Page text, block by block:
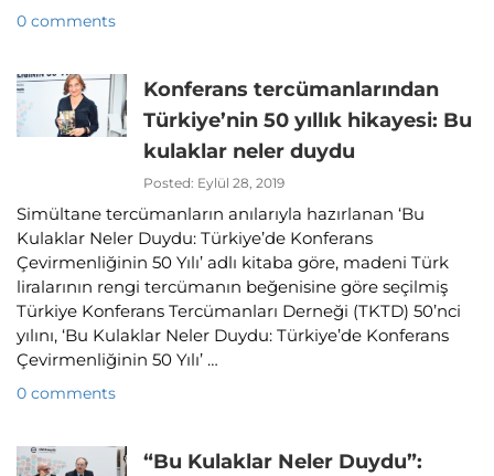
0 comments
Konferans tercümanlarından
Türkiye’nin 50 yıllık hikayesi: Bu
kulaklar neler duydu
Posted: Eylül 28, 2019
Simültane tercümanların anılarıyla hazırlanan ‘Bu
Kulaklar Neler Duydu: Türkiye’de Konferans
Çevirmenliğinin 50 Yılı’ adlı kitaba göre, madeni Türk
liralarının rengi tercümanın beğenisine göre seçilmiş
Türkiye Konferans Tercümanları Derneği (TKTD) 50’nci
yılını, ‘Bu Kulaklar Neler Duydu: Türkiye’de Konferans
Çevirmenliğinin 50 Yılı’ …
0 comments
“Bu Kulaklar Neler Duydu”: